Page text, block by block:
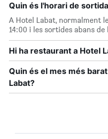
Quin és l'horari de
A Hotel Labat, normalment
14:00 i les sortides abans de
Hi ha restaurant a Hotel
Quin és el mes més
Labat?